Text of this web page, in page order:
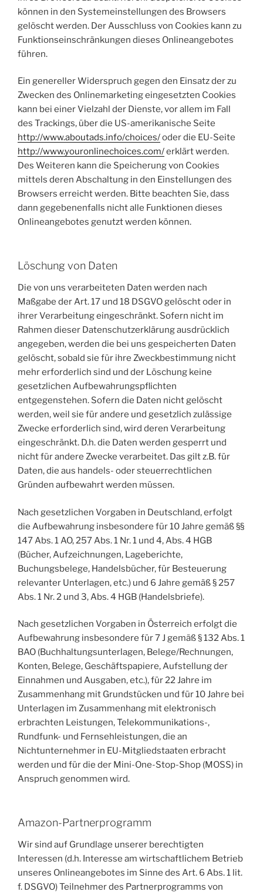
können in den Systemeinstellungen des Browsers
gelöscht werden. Der Ausschluss von Cookies kann zu
Funktionseinschränkungen dieses Onlineangebotes
führen.
Ein genereller Widerspruch gegen den Einsatz der zu
Zwecken des Onlinemarketing eingesetzten Cookies
kann bei einer Vielzahl der Dienste, vor allem im Fall
des Trackings, über die US-amerikanische Seite
http://www.aboutads.info/choices/oder die EU-Seite
http://www.youronlinechoices.com/erklärt werden.
Des Weiteren kann die Speicherung von Cookies
mittels deren Abschaltung in den Einstellungen des
Browsers erreicht werden. Bitte beachten Sie, dass
dann gegebenenfalls nicht alle Funktionen dieses
Onlineangebotes genutzt werden können.
Löschung von Daten
Die von uns verarbeiteten Daten werden nach
Maßgabe der Art. 17 und 18 DSGVO gelöscht oder in
ihrer Verarbeitung eingeschränkt. Sofern nicht im
Rahmen dieser Datenschutzerklärung ausdrücklich
angegeben, werden die bei uns gespeicherten Daten
gelöscht, sobald sie für ihre Zweckbestimmung nicht
mehr erforderlich sind und der Löschung keine
gesetzlichen Aufbewahrungspflichten
entgegenstehen. Sofern die Daten nicht gelöscht
werden, weil sie für andere und gesetzlich zulässige
Zwecke erforderlich sind, wird deren Verarbeitung
eingeschränkt. D.h. die Daten werden gesperrt und
nicht für andere Zwecke verarbeitet. Das gilt z.B. für
Daten, die aus handels- oder steuerrechtlichen
Gründen aufbewahrt werden müssen.
Nach gesetzlichen Vorgaben in Deutschland, erfolgt
die Aufbewahrung insbesondere für 10 Jahre gemäß §§
147 Abs. 1 AO, 257 Abs. 1 Nr. 1 und 4, Abs. 4 HGB
(Bücher, Aufzeichnungen, Lageberichte,
Buchungsbelege, Handelsbücher, für Besteuerung
relevanter Unterlagen, etc.) und 6 Jahre gemäß § 257
Abs. 1 Nr. 2 und 3, Abs. 4 HGB (Handelsbriefe).
Nach gesetzlichen Vorgaben in Österreich erfolgt die
Aufbewahrung insbesondere für 7 J gemäß § 132 Abs. 1
BAO (Buchhaltungsunterlagen, Belege/Rechnungen,
Konten, Belege, Geschäftspapiere, Aufstellung der
Einnahmen und Ausgaben, etc.), für 22 Jahre im
Zusammenhang mit Grundstücken und für 10 Jahre bei
Unterlagen im Zusammenhang mit elektronisch
erbrachten Leistungen, Telekommunikations-,
Rundfunk- und Fernsehleistungen, die an
Nichtunternehmer in EU-Mitgliedstaaten erbracht
werden und für die der Mini-One-Stop-Shop (MOSS) in
Anspruch genommen wird.
Amazon-Partnerprogramm
Wir sind auf Grundlage unserer berechtigten
Interessen (d.h. Interesse am wirtschaftlichem Betrieb
unseres Onlineangebotes im Sinne des Art. 6 Abs. 1 lit.
f. DSGVO) Teilnehmer des Partnerprogramms von